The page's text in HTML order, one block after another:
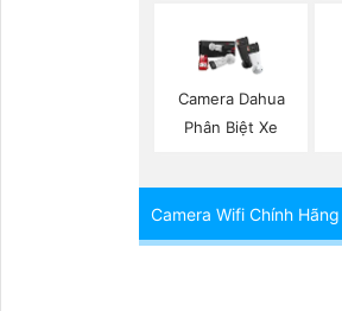
Camera Dahua
Phân Biệt Xe
Camera Wifi Chính Hãng